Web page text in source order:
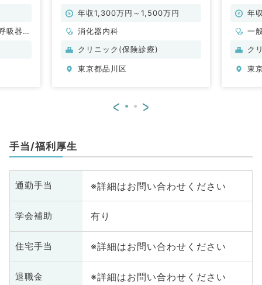
吸器内
仕事です（消化器内科／常勤）
年収1,300万円～1,500万円
消化器内科
クリニック(保険診療)
東京都品川区
年
一
科
ク
東
< >
手当/福利厚生
通勤手当 ※詳細はお問い合わせください
学会補助 有り
住宅手当 ※詳細はお問い合わせください
退職金 ※詳細はお問い合わせください